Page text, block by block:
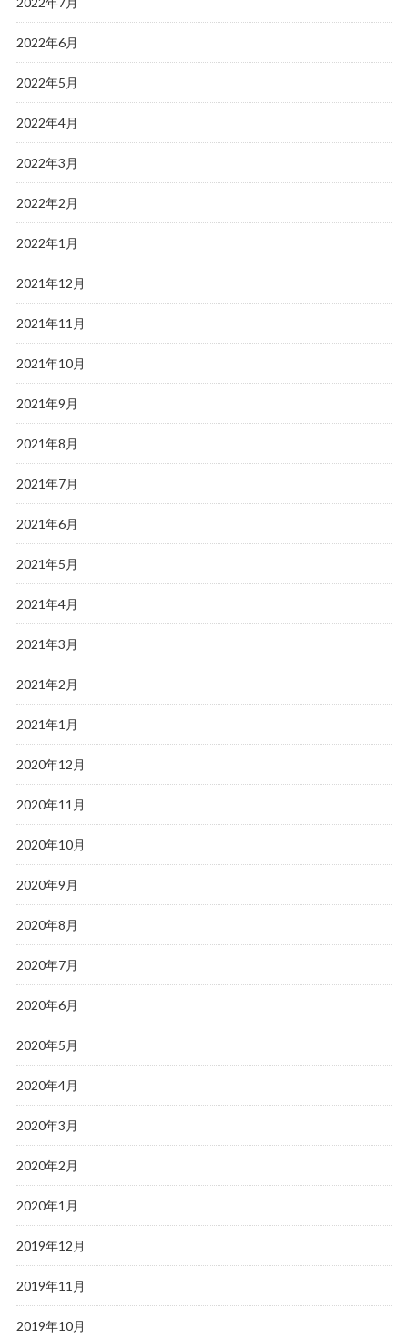
2022年6月
2022年5月
2022年4月
2022年3月
2022年2月
2022年1月
2021年12月
2021年11月
2021年10月
2021年9月
2021年8月
2021年7月
2021年6月
2021年5月
2021年4月
2021年3月
2021年2月
2021年1月
2020年12月
2020年11月
2020年10月
2020年9月
2020年8月
2020年7月
2020年6月
2020年5月
2020年4月
2020年3月
2020年2月
2020年1月
2019年12月
2019年11月
2019年10月